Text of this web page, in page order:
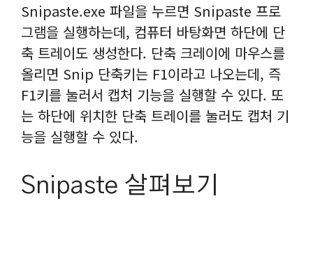
Snipaste.exe 파일을 누르면 Snipaste 프로
그램을 실행하는데, 컴퓨터 바탕화면 하단에 단
축 트레이도 생성한다. 단축 크레이에 마우스를
올리면 Snip 단축키는 F1이라고 나오는데, 즉
F1키를 눌러서 캡처 기능을 실행할 수 있다. 또
는 하단에 위치한 단축 트레이를 눌러도 캡처 기
능을 실행할 수 있다.
Snipaste 살펴보기